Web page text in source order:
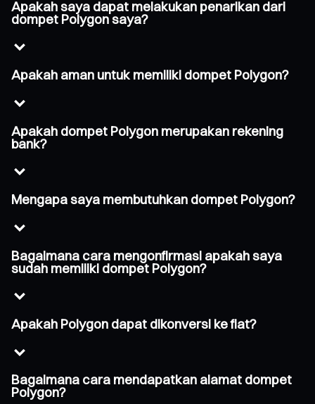
Apakah saya dapat melakukan penarikan dari
dompet Polygon saya?
Apakah aman untuk memiliki dompet Polygon?
Apakah dompet Polygon merupakan rekening
bank?
Mengapa saya membutuhkan dompet Polygon?
Bagaimana cara mengonfirmasi apakah saya
sudah memiliki dompet Polygon?
Apakah Polygon dapat dikonversi ke fiat?
Bagaimana cara mendapatkan alamat dompet
Polygon?